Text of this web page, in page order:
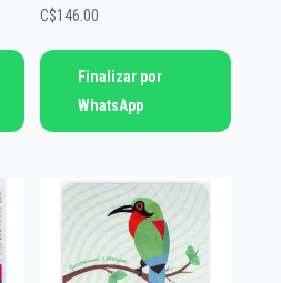
C$146.00
Finalizar por
WhatsApp